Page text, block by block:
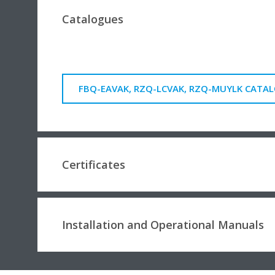
Catalogues
FBQ-EAVAK, RZQ-LCVAK, RZQ-MUYLK
Certificates
Installation and Operational Manuals